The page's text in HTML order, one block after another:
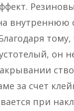
внутреннюю
тому,
он
за счет
при